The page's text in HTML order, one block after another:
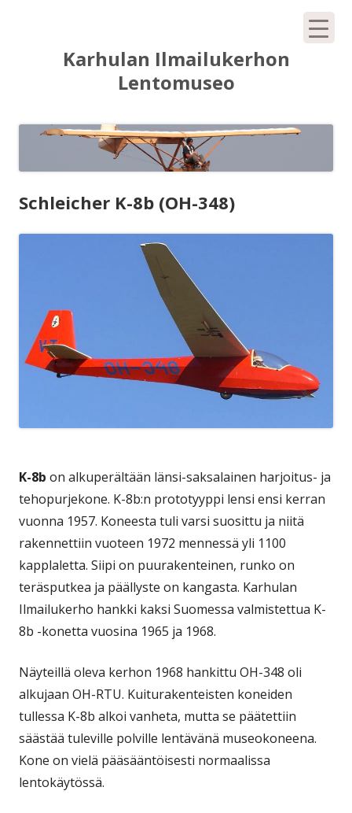
Karhulan Ilmailukerhon
Lentomuseo
Schleicher K-8b (OH-348)
K-8b on alkuperältään länsi-saksalainen harjoitus- ja
tehopurjekone. K-8b:n prototyyppi lensi ensi kerran
vuonna 1957. Koneesta tuli varsi suosittu ja niitä
rakennettiin vuoteen 1972 mennessä yli 1100
kapplaletta. Siipi on puurakenteinen, runko on
teräsputkea ja päällyste on kangasta. Karhulan
Ilmailukerho hankki kaksi Suomessa valmistettua K-
8b -konetta vuosina 1965 ja 1968.
Näyteillä oleva kerhon 1968 hankittu OH-348 oli
alkujaan OH-RTU. Kuiturakenteisten koneiden
tullessa K-8b alkoi vanheta, mutta se päätettiin
säästää tuleville polville lentävänä museokoneena.
Kone on vielä pääsääntöisesti normaalissa
lentokäytössä.